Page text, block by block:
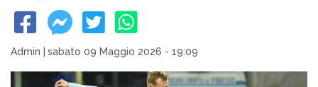
Admin sabato 09 Maggio 2026 - 19:09